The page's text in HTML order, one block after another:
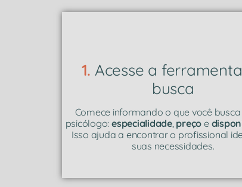
1. Acesse a
busca
Comece informando o que você busca
psicólogo: especialidade, preço e
Isso ajuda a encontrar o profissional
suas necessidades.